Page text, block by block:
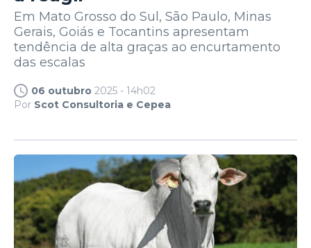
Em Mato Grosso do Sul, São Paulo, Minas
Gerais, Goiás e Tocantins apresentam
tendência de alta graças ao encurtamento
das escalas
06 outubro 2025 - 14h02
Por Scot Consultoria e Cepea